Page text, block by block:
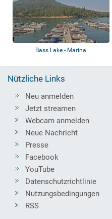
Bass Lake - Marina
Nützliche Links
Neu anmelden
Jetzt streamen
Webcam anmelden
Neue Nachricht
Presse
Facebook
YouTube
Datenschutzrichtlinie
Nutzungsbedingungen
RSS